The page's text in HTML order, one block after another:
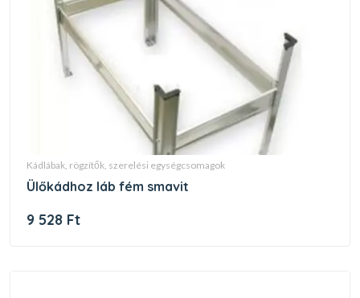
kádlábak, rögzítők, szerelési egységcsomagok
ülőkádhoz láb fém smavit
9 528 Ft